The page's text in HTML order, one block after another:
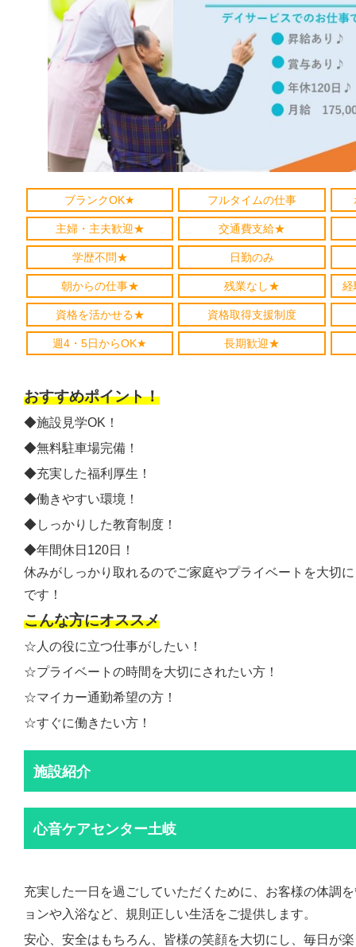
ブランクOK★ フルタイムの仕事
主婦・主夫歓迎★ 交通費支給★
学歴不問★ 日勤のみ
朝からの仕事★ 残業なし★
資格を活かせる★ 資格取得支援制度
週4・5日からOK★ 長期歓迎★
おすすめポイント！
◆施設見学OK！
◆無料駐車場完備！
◆充実した福利厚生！
◆働きやすい環境！
◆しっかりした教育制度！
◆年間休日120日！
休みがしっかり取れるのでご家庭やプライベートを大切
です！
こんな方にオススメ
☆人の役に立つ仕事がしたい！
☆プライベートの時間を大切にされたい方！
☆マイカー通勤希望の方！
☆すぐに働きたい方！
施設紹介
心音ケアセンター土岐
充実した一日を過ごしていただくために、お客様の体調
ョンや入浴など、規則正しい生活をご提供します。
安心、安全はもちろん、皆様の笑顔を大切にし、毎日が